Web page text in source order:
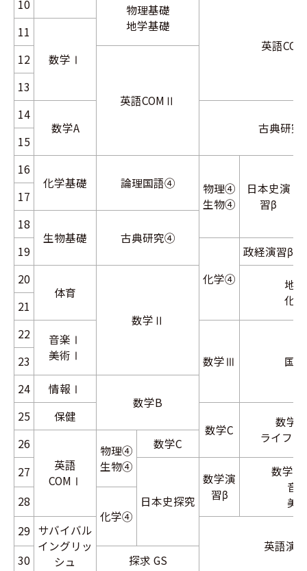
10
物理基礎
地学基礎
英語
11
数学Ⅰ
12
英語COMⅡ
13
14
数学A
古典研
15
16
化学基礎
論理国語④
物理④
生物④
日本史演
習β
17
18
生物基礎
古典研究④
19
化学④
政経演習β
20
体育
数学Ⅱ
地
化
21
22
音楽Ⅰ
美術Ⅰ
数学Ⅲ 国
23
24
情報Ⅰ
数学B
25
保健
数学C
数学
ライフ
26
英語
COMⅠ
物理④
生物④
数学C
27
日本史探究
数学演
習β
数学
音
美
28
化学④
29 サバイバル
イングリッ
シュ
英語演
30
探求 GS